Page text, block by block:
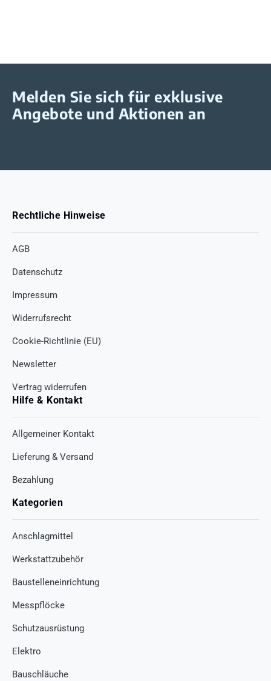
Melden Sie sich für exklusive
Angebote und Aktionen an
Rechtliche Hinweise
AGB
Datenschutz
Impressum
Widerrufsrecht
Cookie-Richtlinie (EU)
Newsletter
Vertrag widerrufen
Hilfe & Kontakt
Allgemeiner Kontakt
Lieferung & Versand
Bezahlung
Kategorien
Anschlagmittel
Werkstattzubehör
Baustelleneinrichtung
Messpflöcke
Schutzausrüstung
Elektro
Bauschläuche